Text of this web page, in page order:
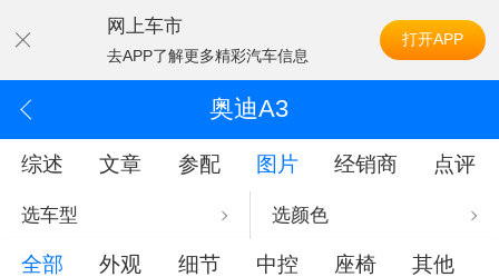
网上车市
去APP了解更多精彩汽车信息
打开APP
奥迪A3
综述 文章 参配 图片 经销商 点评
选车型 选颜色
全部 外观 细节 中控 座椅 其他